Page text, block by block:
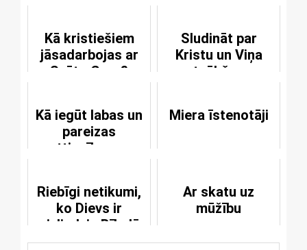
Kā kristiešiem
jāsadarbojas ar
Svēto Garu?
Sludināt par
Kristu un Viņa
atnākšanu
Kā iegūt labas un
pareizas
attiecības ar
Miera īstenotāji
Riebīgi netikumi,
ko Dievs ir
aizliedzis Bībelē
Ar skatu uz
mūžību